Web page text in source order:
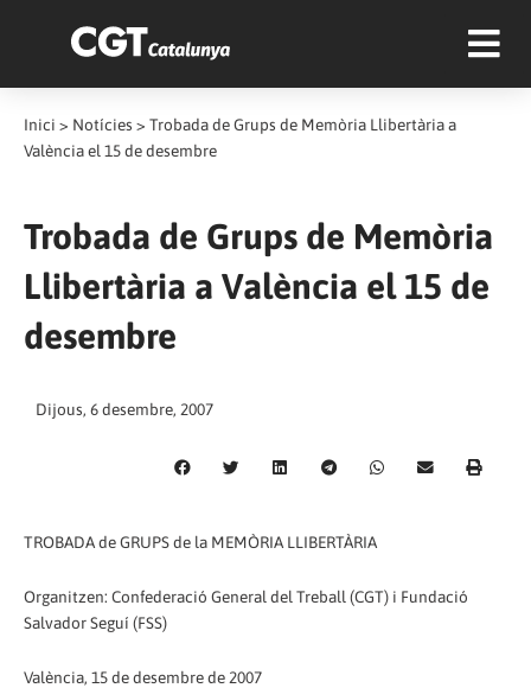
Inici > Notícies > Trobada de Grups de Memòria Llibertària a
València el 15 de desembre
Trobada de Grups de Memòria
Llibertària a València el 15 de
desembre
Dijous, 6 desembre, 2007
TROBADA de GRUPS de la MEMÒRIA LLIBERTÀRIA
Organitzen: Confederació General del Treball (CGT) i Fundació
Salvador Seguí (FSS)
València, 15 de desembre de 2007